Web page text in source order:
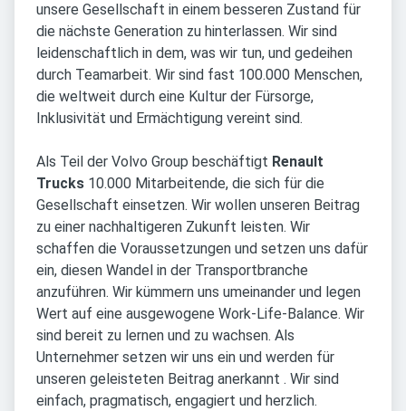
unsere Gesellschaft in einem besseren Zustand für
die nächste Generation zu hinterlassen. Wir sind
leidenschaftlich in dem, was wir tun, und gedeihen
durch Teamarbeit. Wir sind fast 100.000 Menschen,
die weltweit durch eine Kultur der Fürsorge,
Inklusivität und Ermächtigung vereint sind.
Als Teil der Volvo Group beschäftigt Renault
Trucks 10.000 Mitarbeitende, die sich für die
Gesellschaft einsetzen. Wir wollen unseren Beitrag
zu einer nachhaltigeren Zukunft leisten. Wir
schaffen die Voraussetzungen und setzen uns dafür
ein, diesen Wandel in der Transportbranche
anzuführen. Wir kümmern uns umeinander und legen
Wert auf eine ausgewogene Work-Life-Balance. Wir
sind bereit zu lernen und zu wachsen. Als
Unternehmer setzen wir uns ein und werden für
unseren geleisteten Beitrag anerkannt . Wir sind
einfach, pragmatisch, engagiert und herzlich.